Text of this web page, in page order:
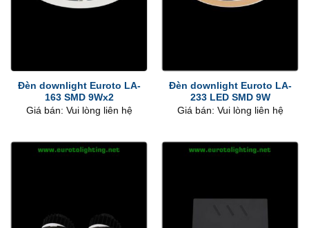
Đèn downlight Euroto LA-
163 SMD 9Wx2
Giá bán: Vui lòng liên hệ
Đèn downlight Euroto LA-
233 LED SMD 9W
Giá bán: Vui lòng liên hệ